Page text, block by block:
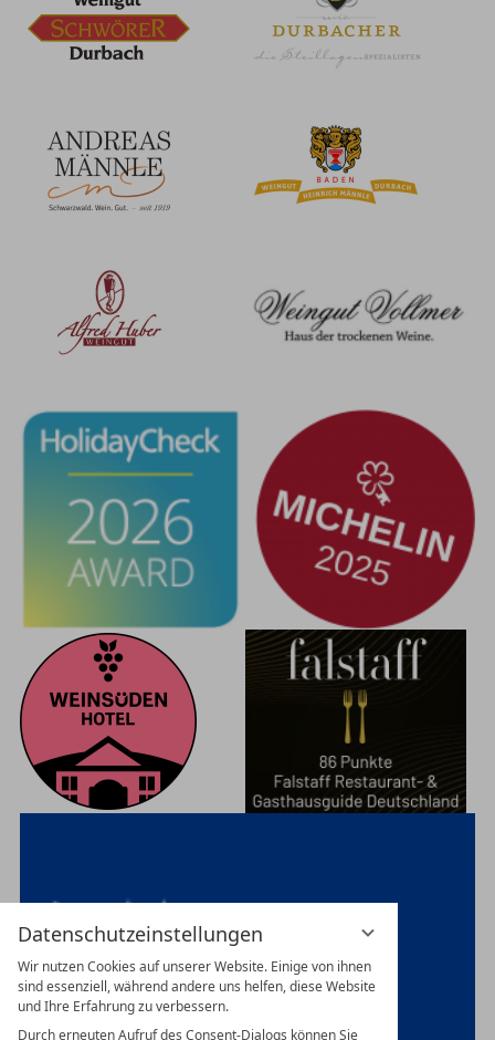
Datenschutzeinstellungen
Wir nutzen Cookies auf unserer Website. Einige von ihnen
sind essenziell, während andere uns helfen, diese Website
und Ihre Erfahrung zu verbessern.
Durch erneuten Aufruf des Consent-Dialogs können Sie